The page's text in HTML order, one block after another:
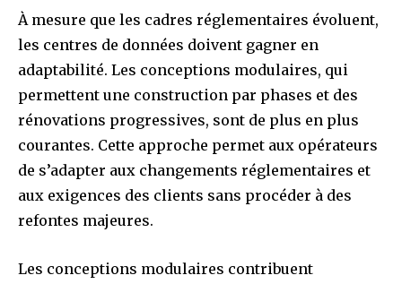
À mesure que les cadres réglementaires évoluent,
les centres de données doivent gagner en
adaptabilité. Les conceptions modulaires, qui
permettent une construction par phases et des
rénovations progressives, sont de plus en plus
courantes. Cette approche permet aux opérateurs
de s’adapter aux changements réglementaires et
aux exigences des clients sans procéder à des
refontes majeures.
Les conceptions modulaires contribuent